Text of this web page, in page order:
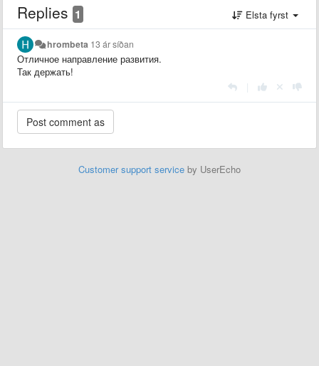
Replies 1 Elsta fyrst
hrombeta 13 ár síðan
Отличное направление развития.
Так держать!
Customer support service by UserEcho